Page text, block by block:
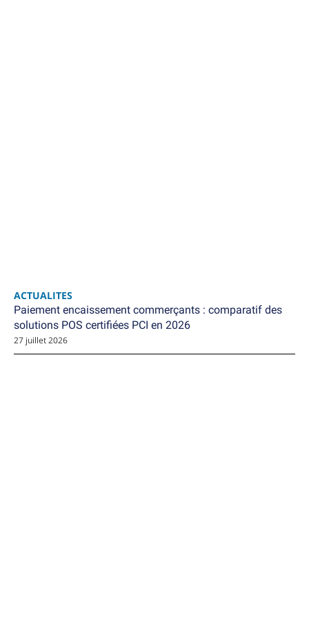
ACTUALITES
Paiement encaissement commerçants : comparatif des
solutions POS certifiées PCI en 2026
27 juillet 2026